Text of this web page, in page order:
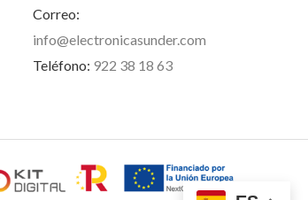
Correo:
info@electronicasunder.com
Teléfono: 922 38 18 63